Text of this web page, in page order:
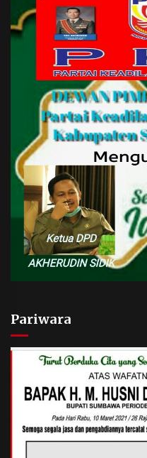
Pariwara